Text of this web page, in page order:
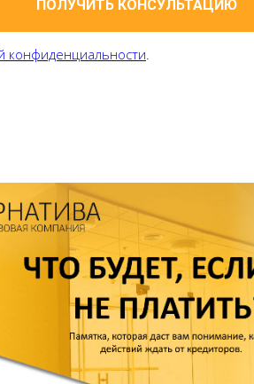
конфиденциальности.
ПОЛУЧИТЬ КОНСУЛЬТАЦИЮ